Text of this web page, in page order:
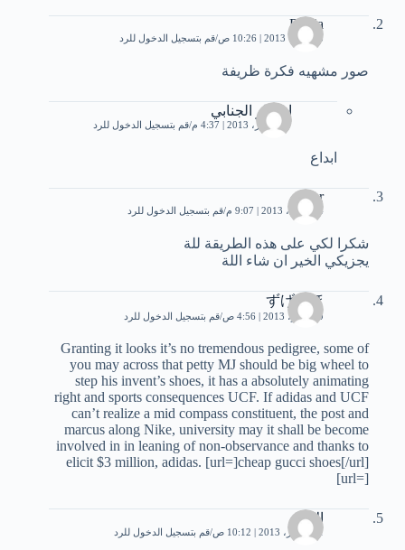
Rukia
5 فبراير، 2013 | 10:26 ص قم بتسجيل الدخول للرد
صور مشهيه فكرة ظريفة
انتصار الجنابي
17 فبراير، 2013 | 4:37 م قم بتسجيل الدخول للرد
ابداع
azhar
14 أبريل، 2013 | 9:07 م قم بتسجيل الدخول للرد
شكرا لكي على هذه الطريقة للة
يجزيكي الخير ان شاء اللة
ずげなほ
29 يونيو، 2013 | 4:56 ص قم بتسجيل الدخول للرد
Granting it looks it’s no tremendous pedigree, some of
you may across that petty MJ should be big wheel to
step his invent’s shoes, it has a absolutely animating
right and sports consequences UCF. If adidas and UCF
can’t realize a mid compass constituent, the post and
marcus along Nike, university may it shall be become
involved in in leaning of non-observance and thanks to
elicit $3 million, adidas. [url=]cheap gucci shoes[/url]
[url=]
الاء
11 أكتوبر، 2013 | 10:12 ص قم بتسجيل الدخول للرد